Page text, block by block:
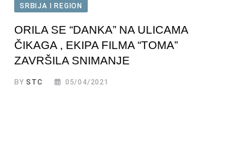
SRBIJA I REGION
ORILA SE “DANKA” NA ULICAMA
ČIKAGA , EKIPA FILMA “TOMA”
ZAVRŠILA SNIMANJE
BYSTC 05/04/2021